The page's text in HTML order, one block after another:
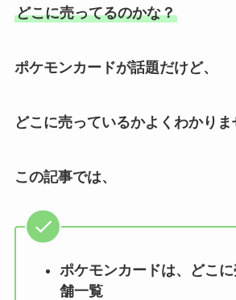
どこに売ってるのかな？
ポケモンカードが話題だけど、
どこに売っているかよくわかりま
この記事では、
ポケモンカードは、どこ
舗一覧